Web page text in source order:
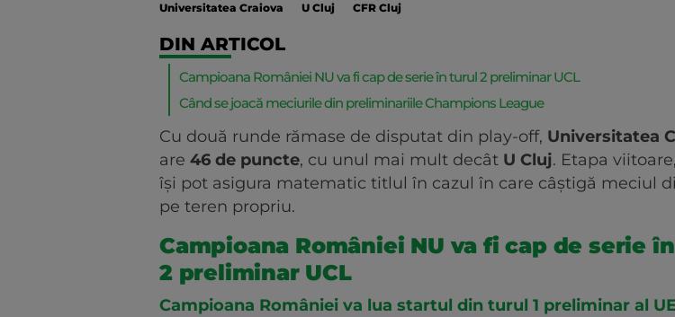
Universitatea Craiova U Cluj CFR Cluj
DIN ARTICOL
Campioana României NU va fi cap de serie în turul 2 preliminar UCL
Când se joacă meciurile din preliminariile Champions League
Cu două runde rămase de disputat din play-off, Universitatea
are 46 de puncte, cu unul mai mult decât U Cluj. Etapa
își pot asigura matematic titlul în cazul în care câștigă meciul
pe teren propriu.
Campioana României NU va fi cap de serie
2 preliminar UCL
Campioana României va lua startul din turul 1 preliminar al